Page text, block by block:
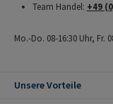
Team Handel: +49
Mo.-Do. 08-16:30 Uhr, Fr.
Unsere Vorteile